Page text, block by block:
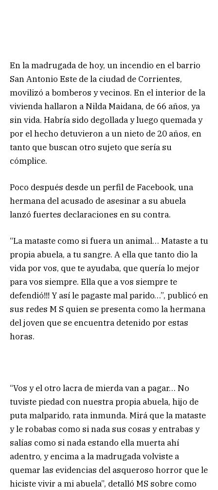
En la madrugada de hoy, un incendio en el barrio
San Antonio Este de la ciudad de Corrientes,
movilizó a bomberos y vecinos. En el interior de la
vivienda hallaron a Nilda Maidana, de 66 años, ya
sin vida. Habría sido degollada y luego quemada y
por el hecho detuvieron a un nieto de 20 años, en
tanto que buscan otro sujeto que sería su
cómplice.
Poco después desde un perfil de Facebook, una
hermana del acusado de asesinar a su abuela
lanzó fuertes declaraciones en su contra.
“La mataste como si fuera un animal… Mataste a tu
propia abuela, a tu sangre. A ella que tanto dio la
vida por vos, que te ayudaba, que quería lo mejor
para vos siempre. Ella que a vos siempre te
defendió!!! Y así le pagaste mal parido…”, publicó en
sus redes M S quien se presenta como la hermana
del joven que se encuentra detenido por estas
horas.
“Vos y el otro lacra de mierda van a pagar… No
tuviste piedad con nuestra propia abuela, hijo de
puta malparido, rata inmunda. Mirá que la mataste
y le robabas como si nada sus cosas y entrabas y
salías como si nada estando ella muerta ahí
adentro, y encima a la madrugada volviste a
quemar las evidencias del asqueroso horror que le
hiciste vivir a mi abuela”, detalló MS sobre como